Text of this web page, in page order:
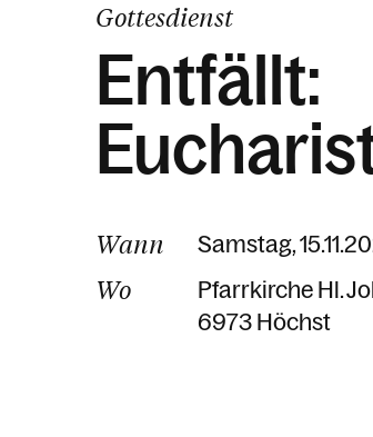
Gottesdienst
Entfällt:
Wann Samstag,
Wo Pfarrkirche Hl.
6973 Höchst